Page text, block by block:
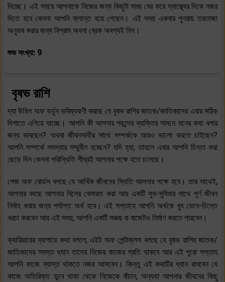
দিচ্ছে। এই সময়ে আপনাকে নিজের জন্য কিছুটা সময় বের করে স্বাস্থ্যের দিকে নজর
দিতে হবে কেননা আপনি ক্লান্ত হয়ে গেছেন। এই সময় একবার পুনরায় তরতাজা
অনুভব করার জন্য বিশ্রাম অথবা ব্রেক অবশ্যই নিন।
শুভ সংখ্যা: 9
বৃষভ রাশি
দ্যা উহিল অফ ফর্চুন ভবিষ্যবাণী করছে যে বৃষভ রাশির জাতক/জাতিকাদের এবার সঠিক
দিশাতে এগিয়ে যাচ্ছে। আপনি কী আপনার পছন্দের ব্যাক্তির সামনে মনের কথা বলার
জন্য ভাবছেন? অথবা জীবনসাথীর সাথে সম্পর্ককে আরও ভালো করতে চাইছেন?
আপনি সম্পর্কে সমস্যার সম্মুখীন হচ্ছেন? যদি হ্যা, তাহলে এবার আপনি চিন্তা করা
ছেড়ে দিন কেননা পরিস্থিতি শীঘ্রই আপনার পক্ষে হতে চলেছে।
পেজ অফ বোর্ডস বলছে যে আর্থিক জীবনের স্থিতি আপনার পক্ষে হবে। তার সাথেই,
আপনার কাছে আপনার বিলের খেসারত করা আর একটি সুখ-সুবিধার সাথে পূর্ণ জীবন
নির্বাহ করার জন্য পর্যাপ্ত অর্থ হবে। এই সপ্তাহে আপনি অর্থকে খুব ভেবে-চিন্তে
খরচা করবেন আর এই সময়, আপনি একটি সঞ্চয় বা বাজেটও নির্মাণ করতে পারবেন।
ক্যারিয়ারের ব্যাপারে কথা বললে, এইট অফ পেন্টাক্লস বলছে যে বৃষভ রাশির জাতক/
জাতিকাদের সমস্ত ধ্যান তাদের নিজের কাজের প্রতি থাকবে আর এই পুরো সপ্তাহ
আপনি কাজে ব্যাস্ত থাকতে নজর আসবেন। কিন্তু এই কথাটির ধ্যান রাখবেন যে
কাজে অতিরিক্ত ডুবে থাকা থেকে নিজেকে বাঁচান, অন্যথা আপনার জীবনের কিছু